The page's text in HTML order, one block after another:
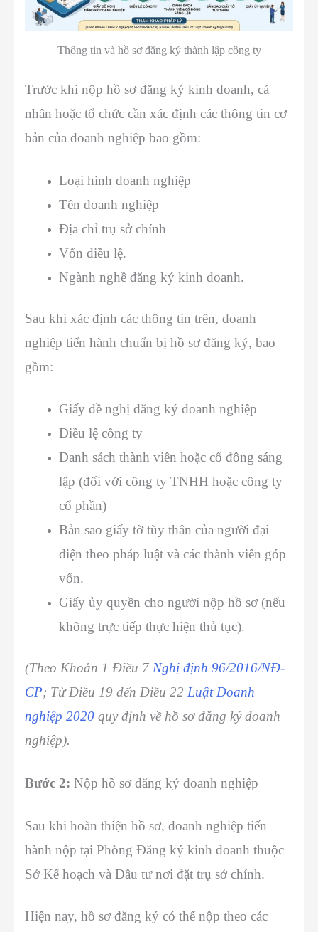
Thông tin và hồ sơ đăng ký thành lập công ty
Trước khi nộp hồ sơ đăng ký kinh doanh, cá
nhân hoặc tổ chức cần xác định các thông tin cơ
bản của doanh nghiệp bao gồm:
Loại hình doanh nghiệp
Tên doanh nghiệp
Địa chỉ trụ sở chính
Vốn điều lệ.
Ngành nghề đăng ký kinh doanh.
Sau khi xác định các thông tin trên, doanh
nghiệp tiến hành chuẩn bị hồ sơ đăng ký, bao
gồm:
Giấy đề nghị đăng ký doanh nghiệp
Điều lệ công ty
Danh sách thành viên hoặc cổ đông sáng
lập (đối với công ty TNHH hoặc công ty
cổ phần)
Bản sao giấy tờ tùy thân của người đại
diện theo pháp luật và các thành viên góp
vốn.
Giấy ủy quyền cho người nộp hồ sơ (nếu
không trực tiếp thực hiện thủ tục).
(Theo Khoản 1 Điều 7 Nghị định 96/2016/NĐ-
CP; Từ Điều 19 đến Điều 22 Luật Doanh
nghiệp 2020 quy định về hồ sơ đăng ký doanh
nghiệp).
Bước 2: Nộp hồ sơ đăng ký doanh nghiệp
Sau khi hoàn thiện hồ sơ, doanh nghiệp tiến
hành nộp tại Phòng Đăng ký kinh doanh thuộc
Sở Kế hoạch và Đầu tư nơi đặt trụ sở chính.
Hiện nay, hồ sơ đăng ký có thể nộp theo các